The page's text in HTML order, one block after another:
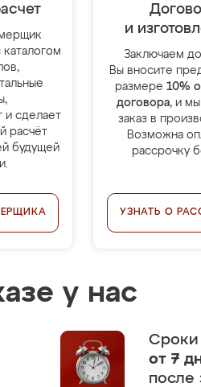
и сделает
расчёт
будущей
и
Заключаем
Вы вносите
размере 10%
договора, и
заказ в
Возможна
рассрочку
УЗНАТЬ О
у нас
Сроки
от 7
после